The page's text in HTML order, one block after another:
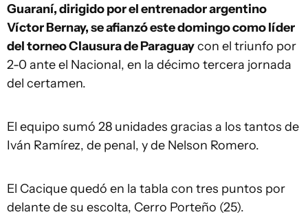
Guaraní, dirigido por el entrenador argentino
Víctor Bernay, se afianzó este domingo como líder
del torneo Clausura de Paraguaycon el triunfo por
2-0 ante el Nacional, en la décimo tercera jornada
del certamen.
El equipo sumó 28 unidades gracias a los tantos de
Iván Ramírez, de penal, y de Nelson Romero.
El Cacique quedó en la tabla con tres puntos por
delante de su escolta, Cerro Porteño (25).